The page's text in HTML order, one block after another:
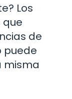
Los
que
de
puede
misma